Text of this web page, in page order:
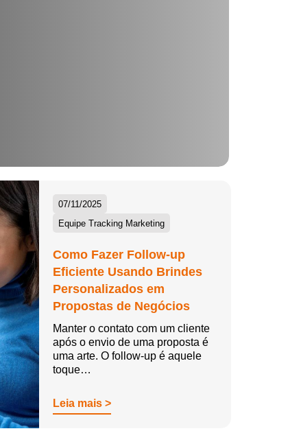
07/11/2025
Equipe Tracking Marketing
Como Fazer Follow-up
Eficiente Usando Brindes
Personalizados em
Propostas de Negócios
Manter o contato com um cliente
após o envio de uma proposta é
uma arte. O follow-up é aquele
toque…
Leia mais >